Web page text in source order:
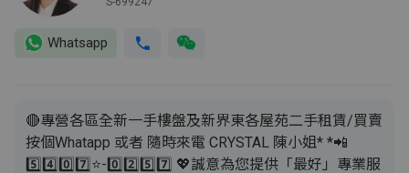
Whatsapp
🔴專營各區全新一手樓盤及新界東各屋苑二手租賃/買賣
按個Whatapp 或者 隨時來電 CRYSTAL 陳小姐* *📲
5️⃣4️⃣0️⃣7️⃣⭐️-0️⃣2️⃣5️⃣7️⃣ 💖誠意為您提供「最好」專業服